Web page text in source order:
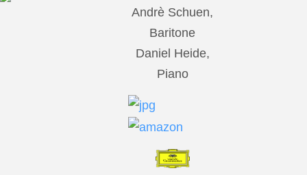
Andrè Schuen,
Baritone
Daniel Heide,
Piano